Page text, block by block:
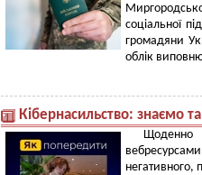
соціальної
громадяни
облік
Кібернасильство: знаємо
негативного,